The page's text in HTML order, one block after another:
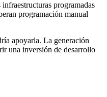
programadas
programación manual
apoyarla. La generación
una inversión de desarrollo